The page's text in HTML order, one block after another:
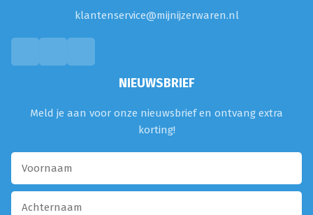
klantenservice@mijnijzerwaren.nl
NIEUWSBRIEF
Meld je aan voor onze nieuwsbrief en ontvang extra
korting!